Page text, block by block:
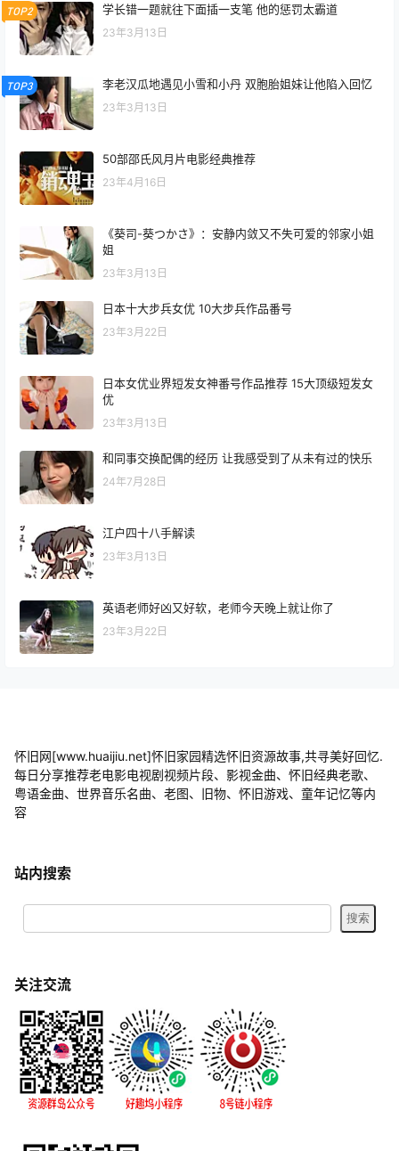
TOP2 学长错一题就往下面插一支笔 他的惩罚太霸道
23年3月13日
TOP3 李老汉瓜地遇见小雪和小丹 双胞胎姐妹让他陷入回忆
23年3月13日
50部邵氏风月片电影经典推荐
23年4月16日
《葵司-葵つかさ》：安静内敛又不失可爱的邻家小姐
姐
23年3月13日
日本十大步兵女优 10大步兵作品番号
23年3月22日
日本女优业界短发女神番号作品推荐 15大顶级短发女
优
23年3月13日
和同事交换配偶的经历 让我感受到了从未有过的快乐
24年7月28日
江户四十八手解读
23年3月13日
英语老师好凶又好软，老师今天晚上就让你了
23年3月22日
怀旧网[www.huaijiu.net]怀旧家园精选怀旧资源故事,共寻美好回忆.
每日分享推荐老电影电视剧视频片段、影视金曲、怀旧经典老歌、
粤语金曲、世界音乐名曲、老图、旧物、怀旧游戏、童年记忆等内
容
站内搜索
关注交流